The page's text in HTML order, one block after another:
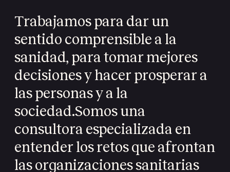
Trabajamos para dar un
sentido comprensible a la
sanidad, para tomar mejores
decisiones y hacer prosperar a
las personas y a la
sociedad.Somos una
consultora especializada en
entender los retos que afrontan
las organizaciones sanitarias